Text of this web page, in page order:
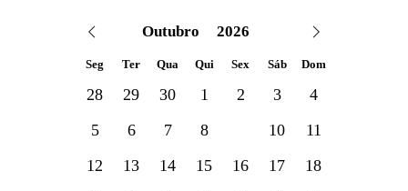
Seg Ter Qua Qui Sex Sáb Dom
28 29 30 1 2 3
4
5
6 7 8 10
11
12
13 14 15 16 17
18